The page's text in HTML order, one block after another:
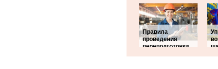
Правила
проведения
переподготовки